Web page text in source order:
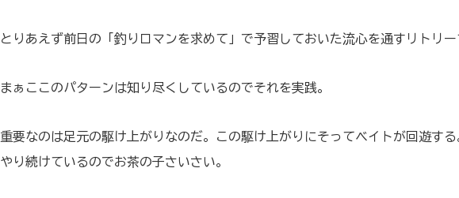
とりあえず前日の「釣りロマンを求めて」で予習しておいた流心を通すリトリー
まぁここのパターンは知り尽くしているのでそれを実践。
重要なのは足元の駆け上がりなのだ。この駆け上がりにそってベイトが回遊す
やり続けているのでお茶の子さいさい。